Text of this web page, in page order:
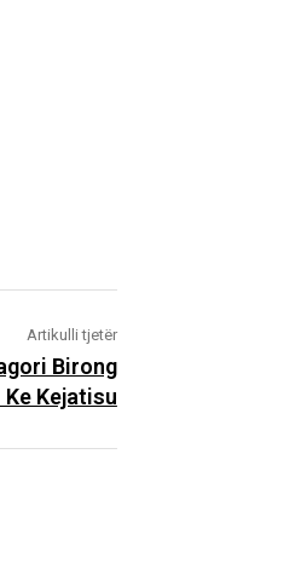
Artikulli tjetër
Birong
Kejatisu